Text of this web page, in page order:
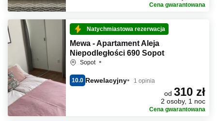
Cena gwarantowana
Natychmiastowa rezerwacja
Mewa - Apartament Aleja
Niepodległości 690 Sopot
Sopot
10.0 Rewelacyjny 1 opinia
od 310 zł
2 osoby, 1 noc
Cena gwarantowana